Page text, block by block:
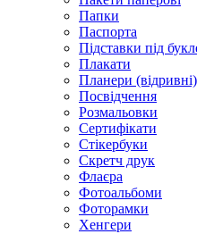
Папки
Паспорта
Підставки під
Плакати
Планери (відривні)
Посвідчення
Розмальовки
Сертифікати
Стікербуки
Скретч друк
Флаєра
Фотоальбоми
Фоторамки
Хенгери